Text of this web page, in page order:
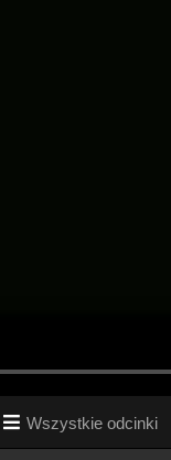
Wszystkie odcinki